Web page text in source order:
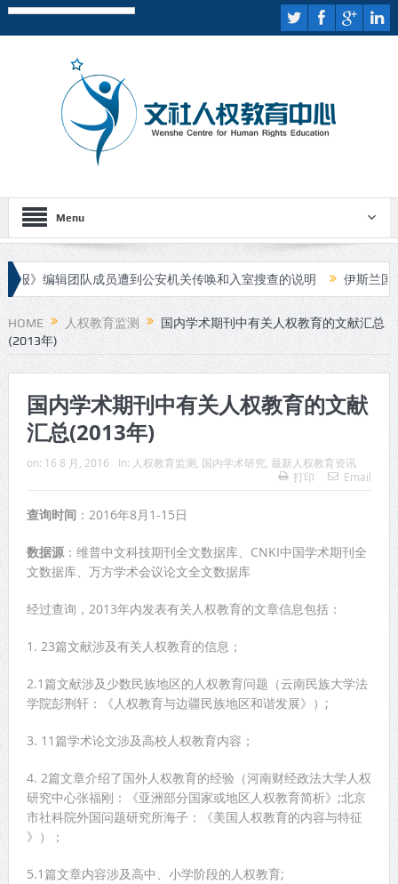
Menu
辑团队成员遭到公安机关传唤和入室搜查的说明 伊斯兰国宣布对
HOME 人权教育监测
国内学术期刊中有关人权教育的文献汇总
(2013年)
国内学术期刊中有关人权教育的文献
汇总(2013年)
on: 16 8 月, 2016 In: 人权教育监测 国内学术研究 最新人权教育资讯
打印
Email
查询时间 ：2016年8月1-15日
数据源：维普中文科技期刊全文数据库、CNKI中国学术期刊全
文数据库、万方学术会议论文全文数据库
经过查询，2013年内发表有关人权教育的文章信息包括：
1. 23篇文献涉及有关人权教育的信息；
2.1篇文献涉及少数民族地区的人权教育问题（云南民族大学法
学院彭荆轩：《人权教育与边疆民族地区和谐发展》）;
3. 11篇学术论文涉及高校人权教育内容；
4. 2篇文章介绍了国外人权教育的经验（河南财经政法大学人权
研究中心张福刚：《亚洲部分国家或地区人权教育简析》;北京
市社科院外国问题研究所海子：《美国人权教育的内容与特征
》）；
5.1篇文章内容涉及高中、小学阶段的人权教育;